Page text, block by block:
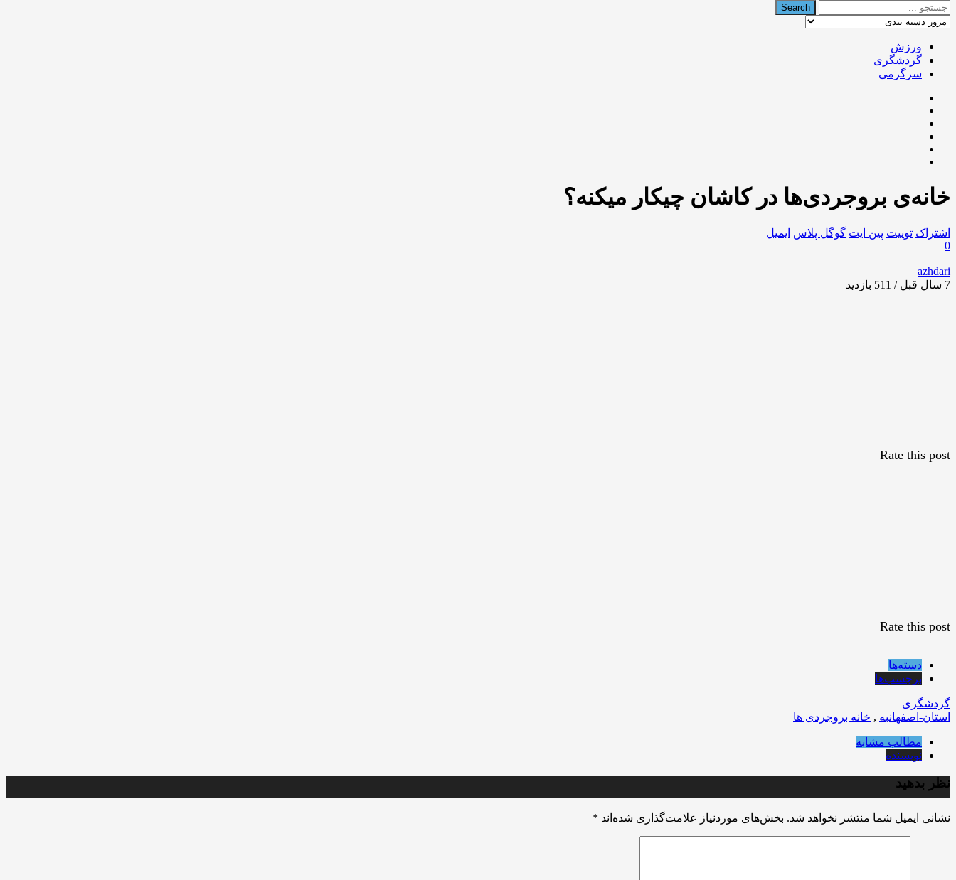
ورزش
گردشگری
سرگرمی
خانه‌ی بروجردی‌ها در کاشان چیکار میکنه؟
اشتراک توییت پین ایت گوگل‌ پلاس ایمیل
0
azhdari
7 سال قبل / 511
بازدید
Rate this post
Rate this post
دسته‌ها
برچسب‌ها
گردشگری
استان-اصفهانبه , خانه بروجردی ها
مطالب مشابه
نویسنده
نظر بدهید
نشانی ایمیل شما منتشر نخواهد شد. بخش‌های موردنیاز علامت‌گذاری شده‌اند *